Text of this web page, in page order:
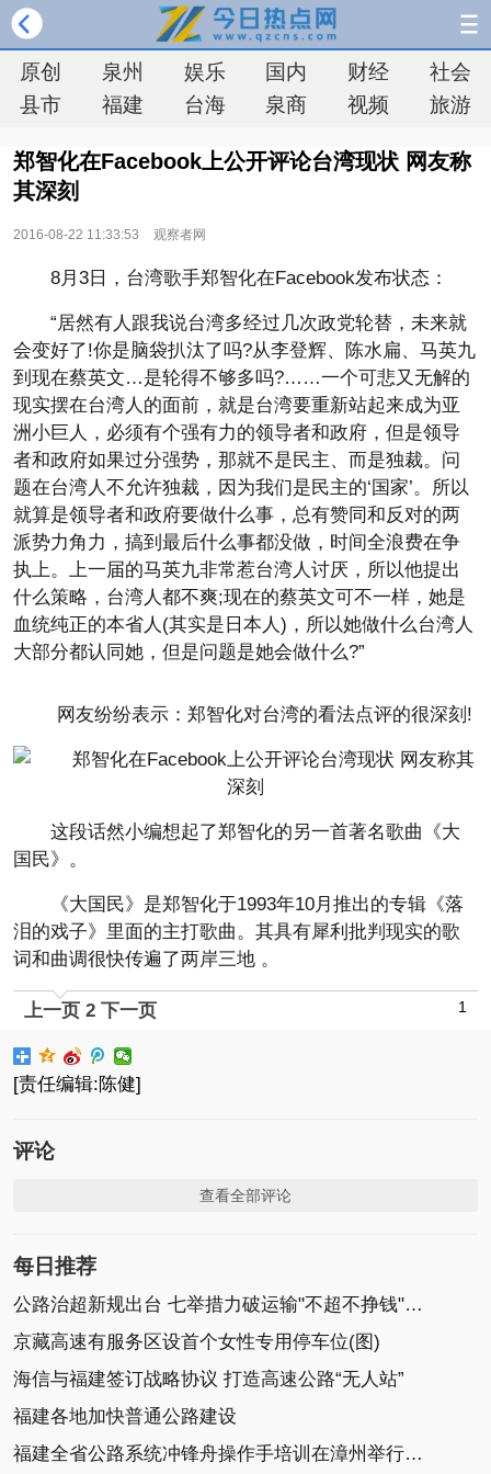
原创 泉州 娱乐 国内 财经
社会
县市
福建 台海 泉商 视频 旅游
郑智化在Facebook上公开评论台湾现状 网友称
其深刻
2016-08-22 11:33:53 观察者网
8月3日，台湾歌手郑智化在Facebook发布状态：
“居然有人跟我说台湾多经过几次政党轮替，未来就
会变好了!你是脑袋扒汰了吗?从李登辉、陈水扁、马英九
到现在蔡英文…是轮得不够多吗?……一个可悲又无解的
现实摆在台湾人的面前，就是台湾要重新站起来成为亚
洲小巨人，必须有个强有力的领导者和政府，但是领导
者和政府如果过分强势，那就不是民主、而是独裁。问
题在台湾人不允许独裁，因为我们是民主的‘国家’。所以
就算是领导者和政府要做什么事，总有赞同和反对的两
派势力角力，搞到最后什么事都没做，时间全浪费在争
执上。上一届的马英九非常惹台湾人讨厌，所以他提出
什么策略，台湾人都不爽;现在的蔡英文可不一样，她是
血统纯正的本省人(其实是日本人)，所以她做什么台湾人
大部分都认同她，但是问题是她会做什么?”
网友纷纷表示：郑智化对台湾的看法点评的很深刻!
这段话然小编想起了郑智化的另一首著名歌曲《大
国民》。
《大国民》是郑智化于1993年10月推出的专辑《落
泪的戏子》里面的主打歌曲。其具有犀利批判现实的歌
词和曲调很快传遍了两岸三地 。
上一页 1
2 下一页
[责任编辑:陈健]
评论
查看全部评论
每日推荐
公路治超新规出台 七举措力破运输"不超不挣钱"怪圈
京藏高速有服务区设首个女性专用停车位(图)
海信与福建签订战略协议 打造高速公路“无人站”
福建各地加快普通公路建设
福建全省公路系统冲锋舟操作手培训在漳州举行(图)